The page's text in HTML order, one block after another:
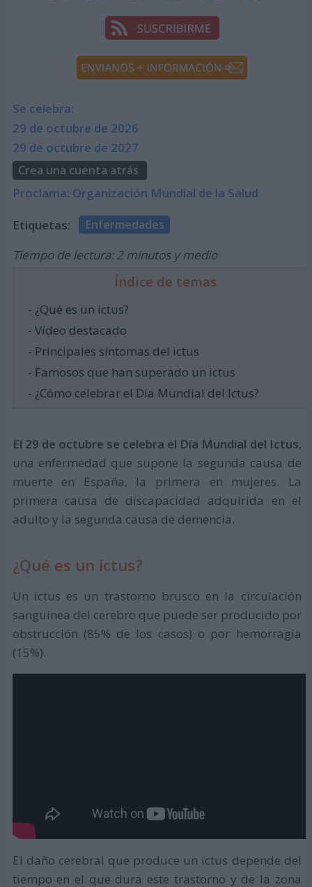
Se celebra:
29 de octubre de 2026
29 de octubre de 2027
Crea una cuenta atrás
Proclama: Organización Mundial de la Salud
Etiquetas: Enfermedades
Tiempo de lectura: 2 minutos y medio
Índice de temas
- ¿Qué es un ictus?
- Vídeo destacado
- Principales síntomas del ictus
- Famosos que han superado un ictus
- ¿Cómo celebrar el Día Mundial del Ictus?
El 29 de octubre se celebra el Día Mundial del Ictus,
una enfermedad que supone la segunda causa de
muerte en España, la primera en mujeres. La
primera causa de discapacidad adquirida en el
adulto y la segunda causa de demencia.
¿Qué es un ictus?
Un ictus es un trastorno brusco en la circulación
sanguínea del cerebro que puede ser producido por
obstrucción (85% de los casos) o por hemorragia
(15%).
El daño cerebral que produce un ictus depende del
tiempo en el que dura este trastorno y de la zona